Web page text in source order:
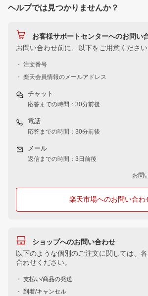
ヘルプでは見つかりませんか？
お客様サポートセンターへのお問い
お問い合わせ前に、以下をご用意ください
・ 注文番号
・ 楽天会員情報のメールアドレス
チャット
応答までの時間：30分前後
電話
応答までの時間：30分前後
メール
返信までの時間：3日前後
お問
楽天市場へのお問い合わ
ショップへのお問い合わせ
以下のような個別のご注文に関しては、
合わせください。
・ 支払い/商品の発送
・ 到着/キャンセル